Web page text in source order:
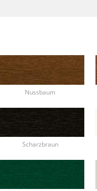
Nussbaum
Scharzbraun